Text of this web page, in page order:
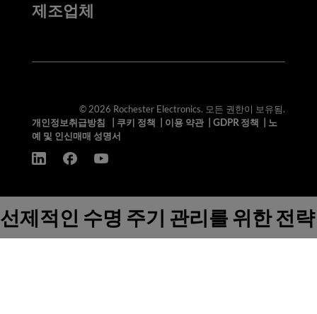
제조업체
© 2026 Rochester Electronics. 모든 권한이 보유됨.
개인정보취급방침
쿠키 정책 이용 약관| GDPR 정책
노
예 및 인신매매 성명서
선제적인 수명 주기 관리를 위한 전략